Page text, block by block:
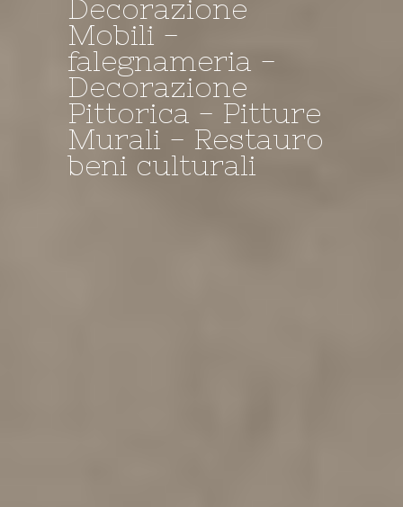
Decorazione
Mobili -
falegnameria -
Decorazione
Pittorica - Pitture
Murali - Restauro
beni culturali
Decorazione -
falegnameria -
Restauro
il Negozio della
Bottega
I NOSTRI
TINTEGGI A
CALCE....